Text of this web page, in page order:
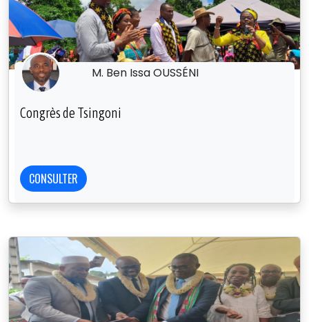
M. Ben Issa OUSSÉNI
Congrès de Tsingoni
CONSULTER